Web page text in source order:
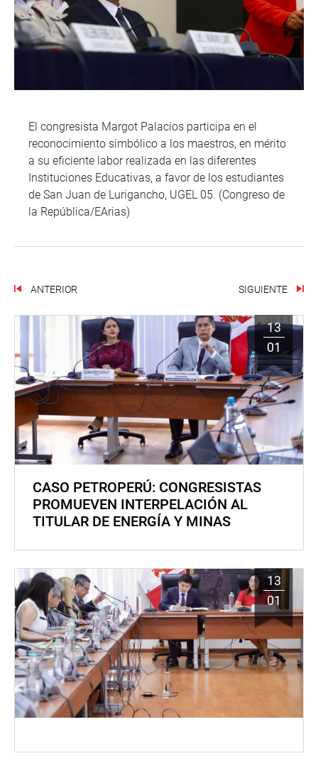
El congresista Margot Palacios participa en el
reconocimiento simbólico a los maestros, en mérito
a su eficiente labor realizada en las diferentes
Instituciones Educativas, a favor de los estudiantes
de San Juan de Lurigancho, UGEL 05. (Congreso de
la República/EArias)
ANTERIOR SIGUIENTE
13
01
CASO PETROPERÚ: CONGRESISTAS
PROMUEVEN INTERPELACIÓN AL
TITULAR DE ENERGÍA Y MINAS
13
01